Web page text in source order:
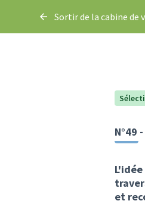
Sortir de la cabine de
N°49
et